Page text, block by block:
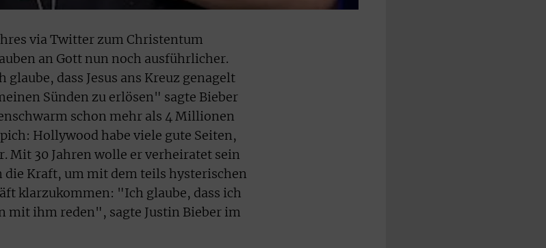
via Twitter zum Christentum
an Gott nun noch ausführlicher.
dass Jesus ans Kreuz genagelt
Sünden zu erlösen" sagte Bieber
schon mehr als 4 Millionen
Hollywood habe viele gute Seiten,
Mit 30 Jahren wolle er verheiratet sein
die Kraft, um mit dem teils hysterischen
klarzukommen: "Ich glaube, dass ich
mit ihm reden", sagte Justin Bieber im